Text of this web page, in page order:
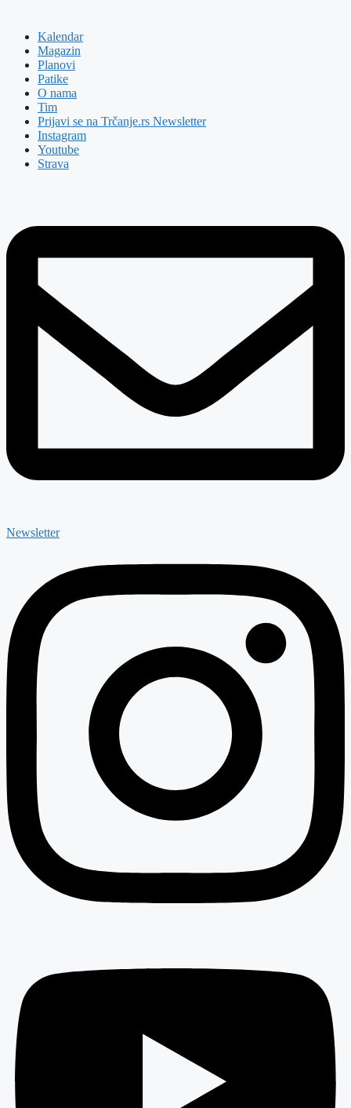
Kalendar
Magazin
Planovi
Patike
O nama
Tim
Prijavi se na Trčanje.rs Newsletter
Instagram
Youtube
Strava
Newsletter